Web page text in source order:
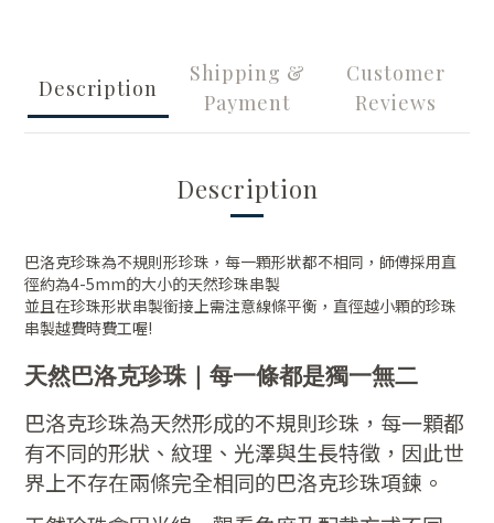
Description
Shipping &
Payment
Customer
Reviews
Description
巴洛克珍珠為不規則形珍珠，每一顆形狀都不相同，師傅採用直
徑約為4-5mm的大小的天然珍珠串製
並且在珍珠形狀串製銜接上需注意線條平衡，直徑越小顆的珍珠
串製越費時費工喔!
天然巴洛克珍珠｜每一條都是獨一無二
巴洛克珍珠為天然形成的不規則珍珠，每一顆都
有不同的形狀、紋理、光澤與生長特徵，因此世
界上不存在兩條完全相同的巴洛克珍珠項鍊。